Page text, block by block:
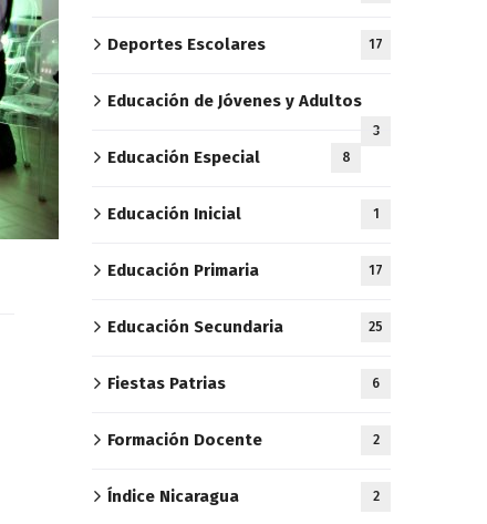
Deportes Escolares 17
Educación de Jóvenes y Adultos
3
Educación Especial 8
Educación Inicial 1
Educación Primaria 17
Educación Secundaria 25
Fiestas Patrias 6
Formación Docente 2
Índice Nicaragua 2